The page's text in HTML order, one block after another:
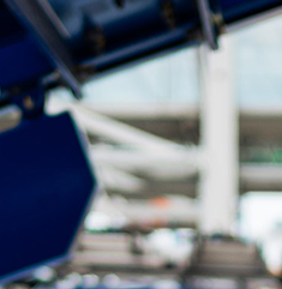
Center der HPA
aller